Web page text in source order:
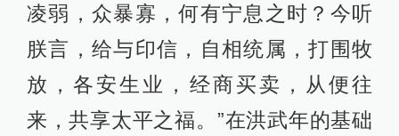
凌弱，众暴寡，何有宁息之时？今听
朕言，给与印信，自相统属，打围牧
放，各安生业，经商买卖，从便往
来，共享太平之福。”在洪武年的基础